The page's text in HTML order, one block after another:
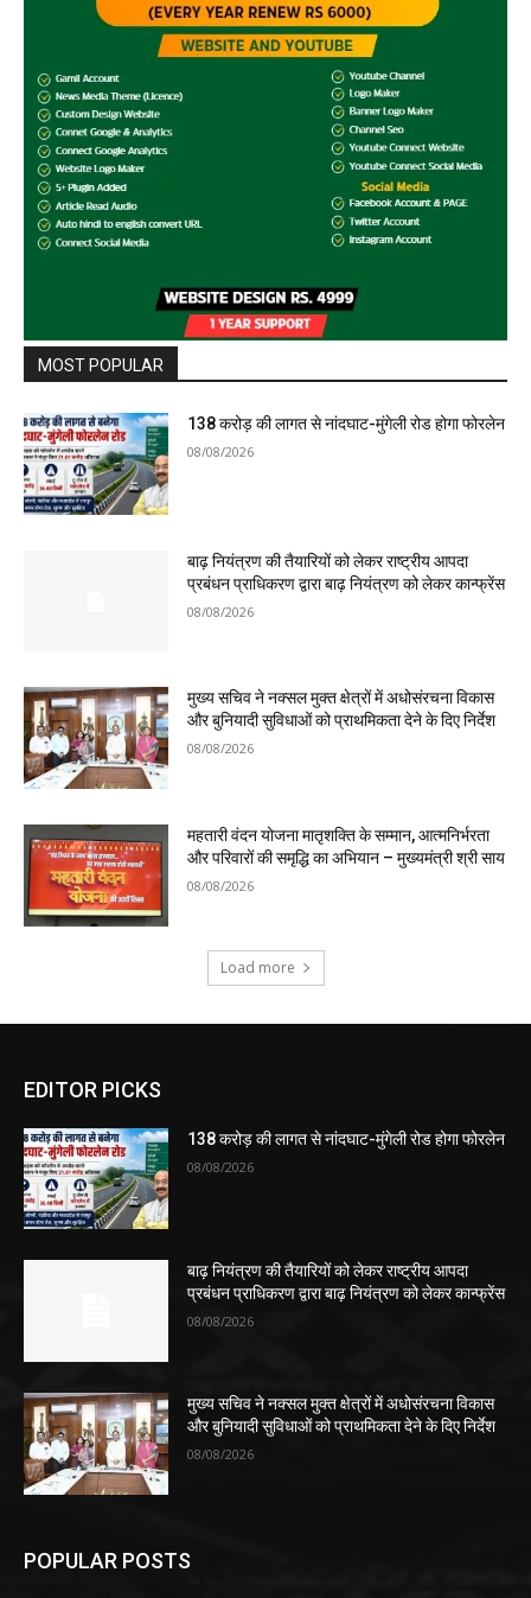
MOST POPULAR
138 करोड़ की लागत से नांदघाट-मुंगेली रोड होगा फोरलेन
08/08/2026
बाढ़ नियंत्रण की तैयारियों को लेकर राष्ट्रीय आपदा
प्रबंधन प्राधिकरण द्वारा बाढ़ नियंत्रण को लेकर कान्फ्रेंस
08/08/2026
मुख्य सचिव ने नक्सल मुक्त क्षेत्रों में अधोसंरचना विकास
और बुनियादी सुविधाओं को प्राथमिकता देने के दिए निर्देश
08/08/2026
महतारी वंदन योजना मातृशक्ति के सम्मान, आत्मनिर्भरता
और परिवारों की समृद्धि का अभियान – मुख्यमंत्री श्री साय
08/08/2026
Load more
EDITOR PICKS
138 करोड़ की लागत से नांदघाट-मुंगेली रोड होगा फोरलेन
08/08/2026
बाढ़ नियंत्रण की तैयारियों को लेकर राष्ट्रीय आपदा
प्रबंधन प्राधिकरण द्वारा बाढ़ नियंत्रण को लेकर कान्फ्रेंस
08/08/2026
मुख्य सचिव ने नक्सल मुक्त क्षेत्रों में अधोसंरचना विकास
और बुनियादी सुविधाओं को प्राथमिकता देने के दिए निर्देश
08/08/2026
POPULAR POSTS